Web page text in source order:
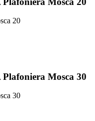
20
Mosca 30
30